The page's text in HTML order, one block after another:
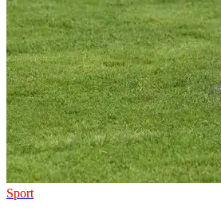
Sport